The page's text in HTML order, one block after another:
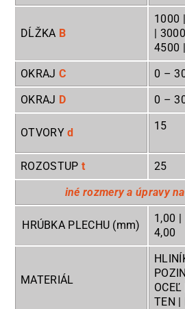
DĹŽKA B
1000
|
4500
OKRAJ C 0 –
OKRAJ D 0 –
OTVORYd
ROZOSTUP t
25
iné rozmery a úpravy
HRÚBKA PLECHU (mm)
1,00 |
4,00
MATERIÁL
TEN |